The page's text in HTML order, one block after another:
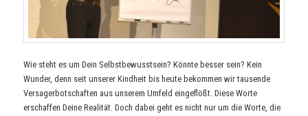
Wie steht es um Dein Selbstbewusstsein? Könnte besser sein? Kein
Wunder, denn seit unserer Kindheit bis heute bekommen wir tausende
Versagerbotschaften aus unserem Umfeld eingeflößt. Diese Worte
erschaffen Deine Realität. Doch dabei geht es nicht nur um die Worte, die